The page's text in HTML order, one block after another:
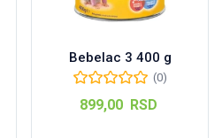
Bebelac 3 400 g
(0)
899,00 RSD